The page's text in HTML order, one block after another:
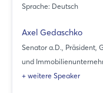
Sprache: Deutsch
Axel Gedaschko
Senator a.D., Präsident,
und
+ weitere Speaker